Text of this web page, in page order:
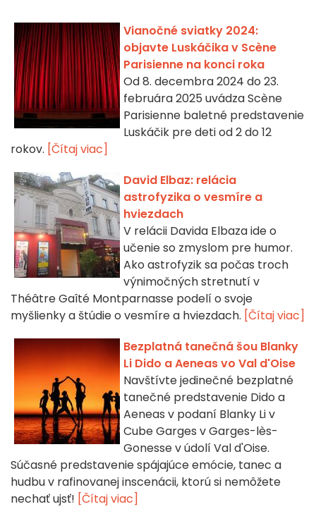
Vianočné sviatky 2024:
objavte Luskáčika v Scène
Parisienne na konci roka
Od 8. decembra 2024 do 23.
februára 2025 uvádza Scène
Parisienne baletné predstavenie
Luskáčik pre deti od 2 do 12
rokov. [Čítaj viac]
David Elbaz: relácia
astrofyzika o vesmíre a
hviezdach
V relácii Davida Elbaza ide o
učenie so zmyslom pre humor.
Ako astrofyzik sa počas troch
výnimočných stretnutí v
Théâtre Gaîté Montparnasse podelí o svoje
myšlienky a štúdie o vesmíre a hviezdach. [Čítaj viac]
Bezplatná tanečná šou Blanky
Li Dido a Aeneas vo Val d'Oise
Navštívte jedinečné bezplatné
tanečné predstavenie Dido a
Aeneas v podaní Blanky Li v
Cube Garges v Garges-lès-
Gonesse v údolí Val d'Oise.
Súčasné predstavenie spájajúce emócie, tanec a
hudbu v rafinovanej inscenácii, ktorú si nemôžete
nechať ujsť! [Čítaj viac]